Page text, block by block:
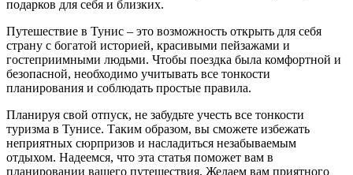
подарков для себя и близких.
Путешествие в Тунис – это возможность открыть для себя
страну с богатой историей, красивыми пейзажами и
гостеприимными людьми. Чтобы поездка была комфортной и
безопасной, необходимо учитывать все тонкости
планирования и соблюдать простые правила.
Планируя свой отпуск, не забудьте учесть все тонкости
туризма в Тунисе. Таким образом, вы сможете избежать
неприятных сюрпризов и насладиться незабываемым
отдыхом. Надеемся, что эта статья поможет вам в
планировании вашего путешествия. Желаем вам приятного